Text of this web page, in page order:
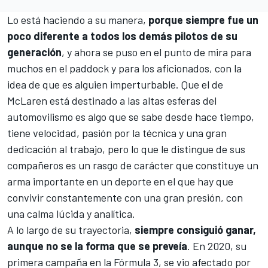
Lo está haciendo a su manera, porque siempre fue un
poco diferente a todos los demás pilotos de su
generación, y ahora se puso en el punto de mira para
muchos en el paddock y para los aficionados, con la
idea de que es alguien imperturbable. Que el de
McLaren está destinado a las altas esferas del
automovilismo es algo que se sabe desde hace tiempo,
tiene velocidad, pasión por la técnica y una gran
dedicación al trabajo, pero lo que le distingue de sus
compañeros es un rasgo de carácter que constituye un
arma importante en un deporte en el que hay que
convivir constantemente con una gran presión, con
una calma lúcida y analítica.
A lo largo de su trayectoria, siempre consiguió ganar,
aunque no se la forma que se preveía. En 2020, su
primera campaña en la Fórmula 3, se vio afectado por